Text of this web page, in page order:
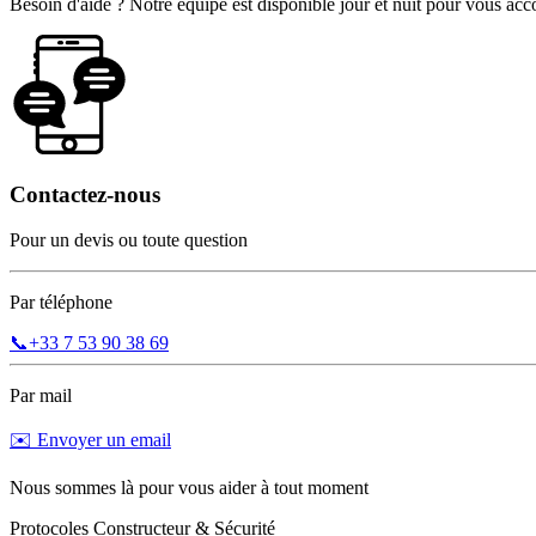
Contactez-nous
Pour un devis ou toute question
Par téléphone
📞+33 7 53 90 38 69
Par mail
✉️ Envoyer un email
Nous sommes là pour vous aider à tout moment
Protocoles Constructeur & Sécurité